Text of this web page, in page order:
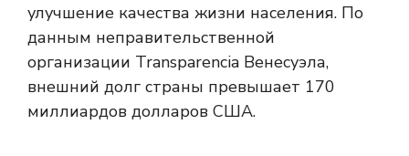
улучшение качества жизни населения. По
данным неправительственной
организации Transparencia Венесуэла,
внешний долг страны превышает 170
миллиардов долларов США.